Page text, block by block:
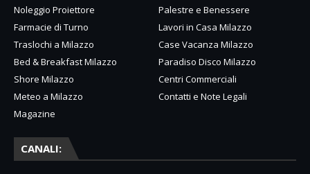
Noleggio Proiettore
Palestre e Benessere
Farmacie di Turno
Lavori in Casa Milazzo
Traslochi a Milazzo
Case Vacanza Milazzo
Bed & Breakfast Milazzo
Paradiso Disco Milazzo
Shore Milazzo
Centri Commerciali
Meteo a Milazzo
Contatti e Note Legali
Magazine
CANALI: